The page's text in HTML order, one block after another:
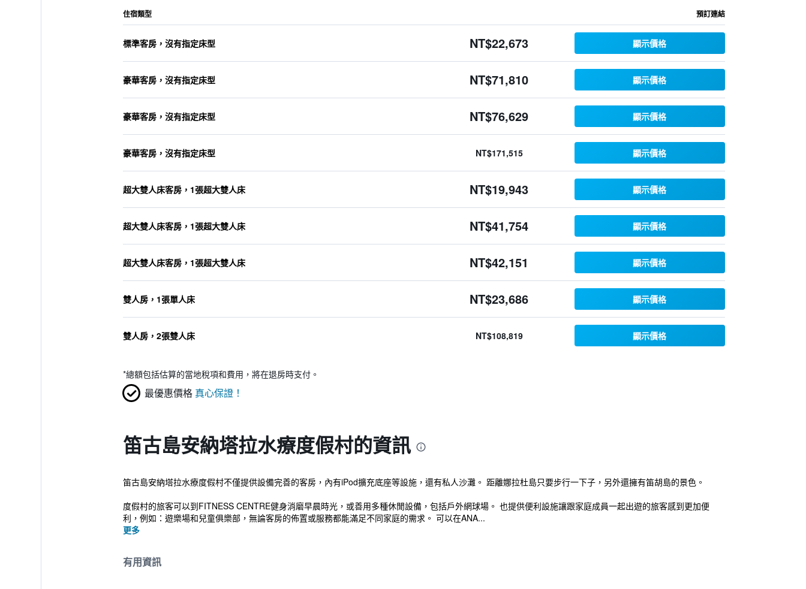
住宿類型 預訂連結
標準客房，沒有指定床型 NT$22,673 顯示價格
豪華客房，沒有指定床型 NT$71,810 顯示價格
豪華客房，沒有指定床型 NT$76,629 顯示價格
豪華客房，沒有指定床型 NT$171,515 顯示價格
超大雙人床客房，1張超大雙人床 NT$19,943 顯示價格
超大雙人床客房，1張超大雙人床 NT$41,754 顯示價格
超大雙人床客房，1張超大雙人床 NT$42,151 顯示價格
雙人房，1張單人床 NT$23,686 顯示價格
雙人房，2張雙人床 NT$108,819 顯示價格
*總額包括估算的當地稅項和費用，將在退房時支付。
最優惠價格 真心保證！
笛古島安納塔拉水療度假村的資訊
笛古島安納塔拉水療度假村不僅提供設備完善的客房，內有iPod擴充底座等設施，還有私人沙灘。 距離娜拉杜島只要步行一下子，另外還擁有笛胡島的景色。
度假村的旅客可以到FITNESS CENTRE健身消磨早晨時光，或善用多種休閒設備，包括戶外網球場。 也提供便利設施讓跟家庭成員一起出遊的旅客感到更加便
利，例如：遊樂場和兒童俱樂部，無論客房的佈置或服務都能滿足不同家庭的需求。 可以在ANA...
更多
有用資訊